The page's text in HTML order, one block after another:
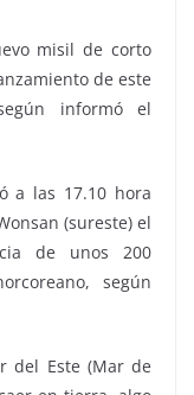
misil de corto
de este
informó el
a las 17.10 hora
(sureste) el
de unos 200
según
del Este (Mar de